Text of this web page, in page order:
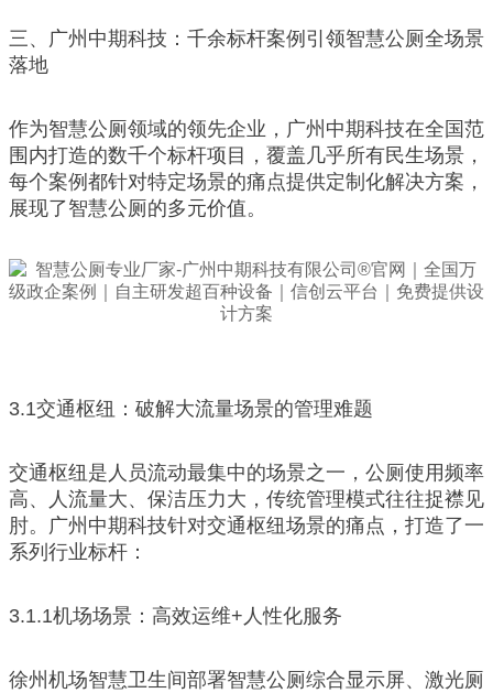
三、广州中期科技：千余标杆案例引领智慧公厕全场景
落地
作为智慧公厕领域的领先企业，广州中期科技在全国范
围内打造的数千个标杆项目，覆盖几乎所有民生场景，
每个案例都针对特定场景的痛点提供定制化解决方案，
展现了智慧公厕的多元价值。
3.1交通枢纽：破解大流量场景的管理难题
交通枢纽是人员流动最集中的场景之一，公厕使用频率
高、人流量大、保洁压力大，传统管理模式往往捉襟见
肘。广州中期科技针对交通枢纽场景的痛点，打造了一
系列行业标杆：
3.1.1机场场景：高效运维+人性化服务
徐州机场智慧卫生间部署智慧公厕综合显示屏、激光厕